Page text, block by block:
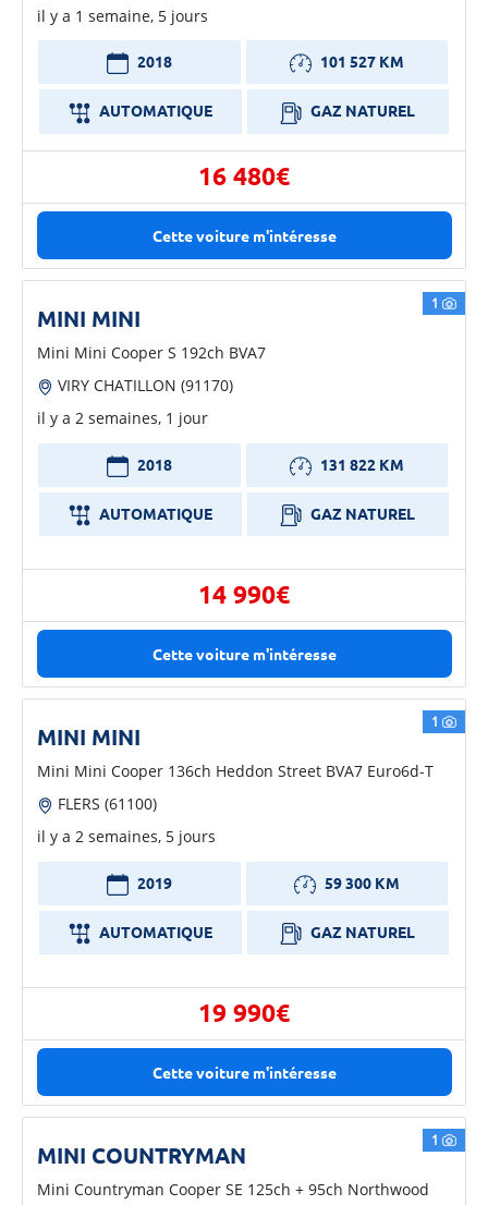
il y a 1 semaine, 5 jours
2018 101 527 KM
AUTOMATIQUE GAZ NATUREL
16 480€
Cette voiture m'intéresse
1
MINI MINI
Mini Mini Cooper S 192ch BVA7
VIRY CHATILLON (91170)
il y a 2 semaines, 1 jour
2018 131 822 KM
AUTOMATIQUE GAZ NATUREL
14 990€
Cette voiture m'intéresse
1
MINI MINI
Mini Mini Cooper 136ch Heddon Street BVA7 Euro6d-T
FLERS (61100)
il y a 2 semaines, 5 jours
2019 59 300 KM
AUTOMATIQUE GAZ NATUREL
19 990€
Cette voiture m'intéresse
1
MINI COUNTRYMAN
Mini Countryman Cooper SE 125ch + 95ch Northwood